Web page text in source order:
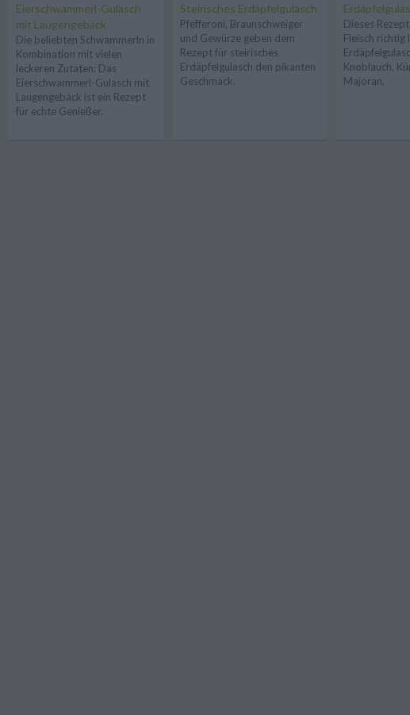
Eierschwammerl-Gulasch
mit Laugengebäck
Die beliebten Schwammerln in
Kombination mit vielen
leckeren Zutaten: Das
Eierschwammerl-Gulasch mit
Laugengebäck ist ein Rezept
für echte Genießer.
Steirisches Erdäpfelgulasch
Pfefferoni, Braunschweiger
und Gewürze geben dem
Rezept für steirisches
Erdäpfelgulasch den pikanten
Geschmack.
Dieses
Fleisch richtig
Knoblauch,
Majoran.